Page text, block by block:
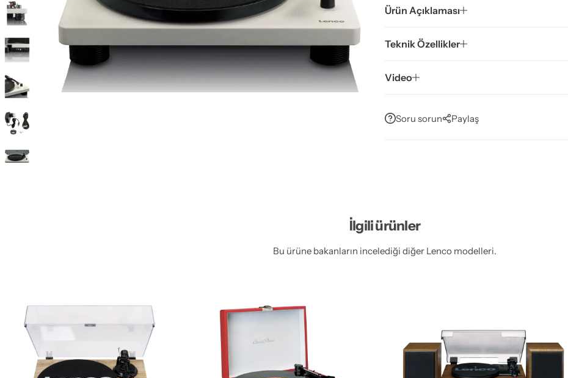
Ürün Açıklaması
Teknik Özellikler
Video
Soru sorun Paylaş
İlgili ürünler
Bu ürüne bakanların incelediği diğer Lenco modelleri.